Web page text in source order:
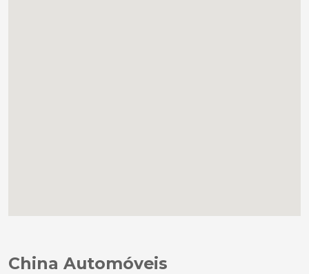
China Automóveis